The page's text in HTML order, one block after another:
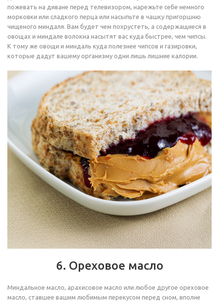
пожевать на диване перед телевизором, нарежьте себе немного
морковки или сладкого перца или насыпьте в чашку пригоршню
чищеного миндаля. Вам будет чем похрустеть, а содержащиеся в
овощах и миндале волокна насытят вас куда быстрее, чем чипсы.
К тому же овощи и миндаль куда полезнее чипсов и газировки,
которые дадут вашему организму одни лишь лишние калории.
6. Ореховое масло
Миндальное масло, арахисовое масло или любое другое ореховое
масло, ставшее вашим любимым перекусом перед сном, вполне